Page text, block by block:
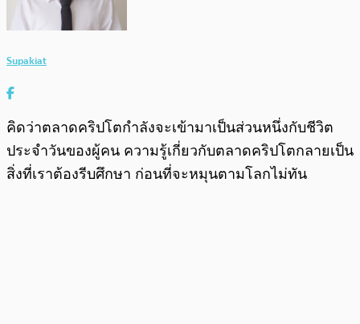
Supakiat
คิดว่าตลาดคริปโตกำลังจะเข้ามาเป็นส่วนหนึ่งกับชีวิต
ประจำวันของผู้คน ความรู้เกี่ยวกับตลาดคริปโตกลายเป็น
สิ่งที่เราต้องรีบศึกษา ก่อนที่จะหมุนตามโลกไม่ทัน